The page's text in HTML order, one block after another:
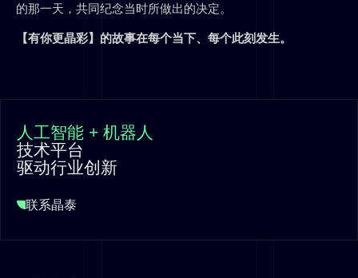
的那一天，共同纪念当时所做出的决定。
【有你更晶彩】的故事在每个当下、每个此刻发生。
人工智能 + 机器人
技术平台
驱动行业创新
联系晶泰